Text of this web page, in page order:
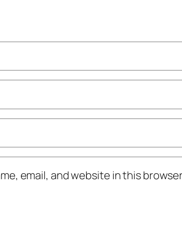
email, and website in this